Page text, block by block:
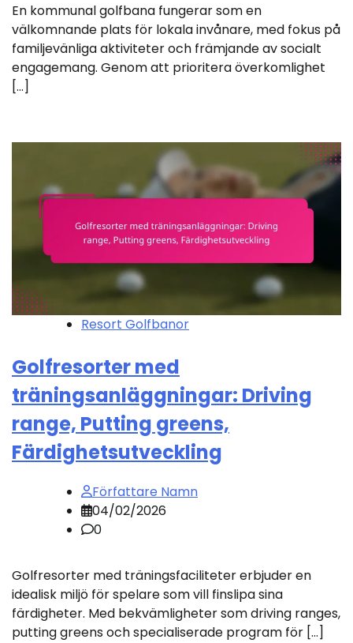
En kommunal golfbana fungerar som en
välkomnande plats för lokala invånare, med fokus på
familjevänliga aktiviteter och främjande av socialt
engagemang. Genom att prioritera överkomlighet
[…]
Resort Golfbanor
Golfresorter med
träningsanläggningar: Driving
range, Putting greens,
Färdighetsutveckling
Författare Namn
04/02/2026
0
Golfresorter med träningsfaciliteter erbjuder en
idealisk miljö för spelare som vill finslipa sina
färdigheter. Med bekvämligheter som driving ranges,
putting greens och specialiserade program för […]